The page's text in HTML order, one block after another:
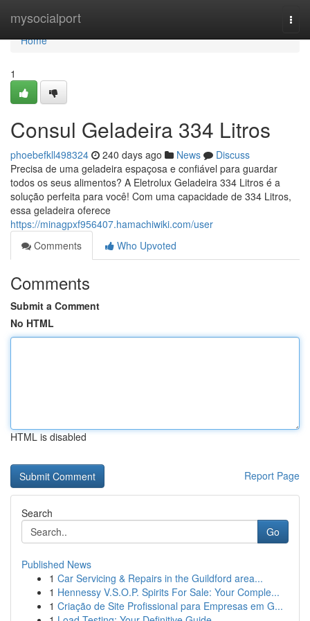
mysocialport
Home
Home
1
Consul Geladeira 334 Litros
phoebefkll498324 240 days ago News
Discuss
Precisa de uma geladeira espaçosa e confiável para guardar
todos os seus alimentos? A Eletrolux Geladeira 334 Litros é a
solução perfeita para você! Com uma capacidade de 334 Litros,
essa geladeira oferece
https://minagpxf956407.hamachiwiki.com/user
Comments
Who Upvoted
Comments
Submit a Comment
No HTML
HTML is disabled
Report Page
Search
Go
Published News
1 Car Servicing & Repairs in the Guildford area...
1 Hennessy V.S.O.P. Spirits For Sale: Your Comple...
1 Criação de Site Profissional para Empresas em G...